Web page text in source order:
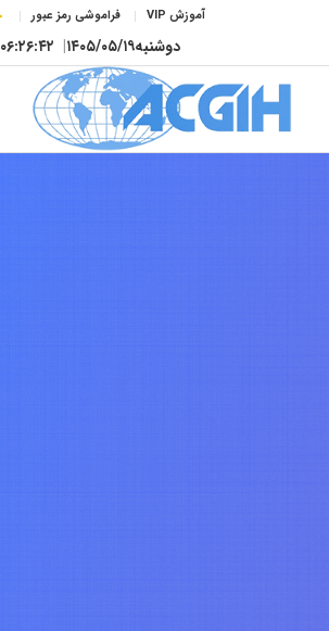
آموزش VIP فراموشی رمز عبور
دوشنبه۱۴۰۵/۰۵/۱۹| ۰۶:۲۶:۴۳